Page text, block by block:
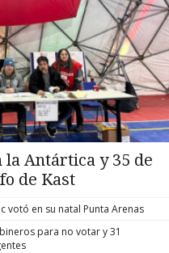
la Antártica y 35 de
de Kast
votó en su natal Punta Arenas
para no votar y 31